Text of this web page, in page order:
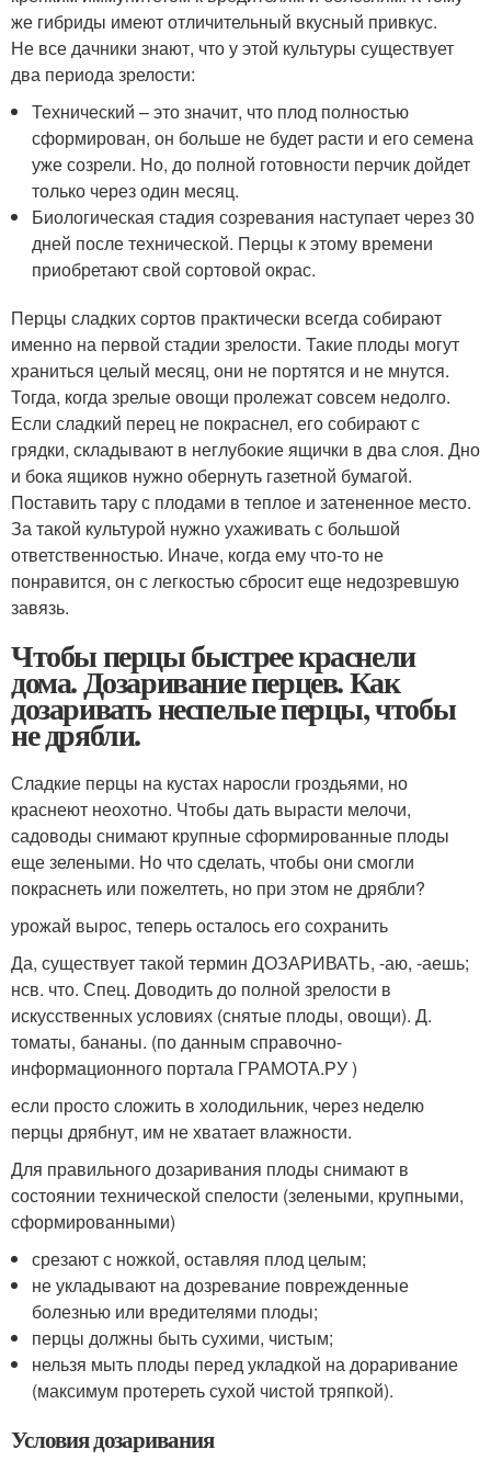
же гибриды имеют отличительный вкусный привкус.
Не все дачники знают, что у этой культуры существует
два периода зрелости:
Технический – это значит, что плод полностью
сформирован, он больше не будет расти и его семена
уже созрели. Но, до полной готовности перчик дойдет
только через один месяц.
Биологическая стадия созревания наступает через 30
дней после технической. Перцы к этому времени
приобретают свой сортовой окрас.
Перцы сладких сортов практически всегда собирают
именно на первой стадии зрелости. Такие плоды могут
храниться целый месяц, они не портятся и не мнутся.
Тогда, когда зрелые овощи пролежат совсем недолго.
Если сладкий перец не покраснел, его собирают с
грядки, складывают в неглубокие ящички в два слоя. Дно
и бока ящиков нужно обернуть газетной бумагой.
Поставить тару с плодами в теплое и затененное место.
За такой культурой нужно ухаживать с большой
ответственностью. Иначе, когда ему что-то не
понравится, он с легкостью сбросит еще недозревшую
завязь.
Чтобы перцы быстрее краснели
дома. Дозаривание перцев. Как
дозаривать неспелые перцы, чтобы
не дрябли.
Сладкие перцы на кустах наросли гроздьями, но
краснеют неохотно. Чтобы дать вырасти мелочи,
садоводы снимают крупные сформированные плоды
еще зелеными. Но что сделать, чтобы они смогли
покраснеть или пожелтеть, но при этом не дрябли?
урожай вырос, теперь осталось его сохранить
Да, существует такой термин ДОЗАРИВАТЬ, -аю, -аешь;
нсв. что. Спец. Доводить до полной зрелости в
искусственных условиях (снятые плоды, овощи). Д.
томаты, бананы. (по данным справочно-
информационного портала ГРАМОТА.РУ )
если просто сложить в холодильник, через неделю
перцы дрябнут, им не хватает влажности.
Для правильного дозаривания плоды снимают в
состоянии технической спелости (зелеными, крупными,
сформированными)
срезают с ножкой, оставляя плод целым;
не укладывают на дозревание поврежденные
болезнью или вредителями плоды;
перцы должны быть сухими, чистым;
нельзя мыть плоды перед укладкой на дораривание
(максимум протереть сухой чистой тряпкой).
Условия дозаривания